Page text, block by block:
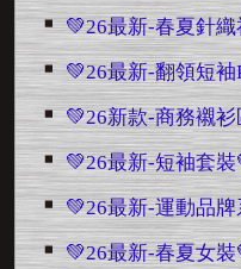
💚26最新-春夏針織
💚26最新-翻領短袖
💚26新款-商務襯
💚26最新-短袖套裝
💚26最新-運動品牌
💚26最新-春夏女裝